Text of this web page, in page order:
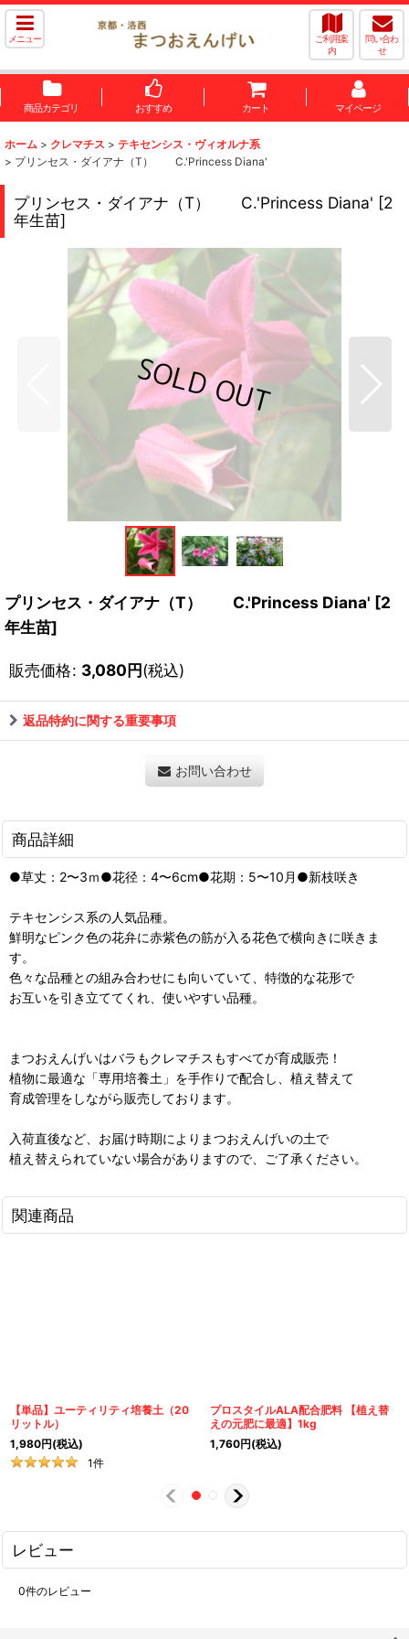
メニュー
ご利用案
内
問い合わ
せ
商品カテゴリ おすすめ カート マイページ
ホーム > クレマチス > テキセンシス・ヴィオルナ系
> プリンセス・ダイアナ（T） C.'Princess Diana'
プリンセス・ダイアナ（T） C.'Princess Diana' [2
年生苗]
プリンセス・ダイアナ（T） C.'Princess Diana' [2
年生苗]
販売価格: 3,080円(税込)
返品特約に関する重要事項
お問い合わせ
商品詳細
●草丈：2〜3ｍ●花径：4〜6cm●花期：5〜10月●新枝咲き
テキセンシス系の人気品種。
鮮明なピンク色の花弁に赤紫色の筋が入る花色で横向きに咲きま
す。
色々な品種との組み合わせにも向いていて、特徴的な花形で
お互いを引き立ててくれ、使いやすい品種。
まつおえんげいはバラもクレマチスもすべてが育成販売！
植物に最適な「専用培養土」を手作りで配合し、植え替えて
育成管理をしながら販売しております。
入荷直後など、お届け時期によりまつおえんげいの土で
植え替えられていない場合がありますので、ご了承ください。
関連商品
【単品】ユーティリティ培養土（20
リットル）
1,980円(税込)
1件
プロスタイルALA配合肥料 【植え替
えの元肥に最適】1kg
1,760円(税込)
レビュー
0件のレビュー